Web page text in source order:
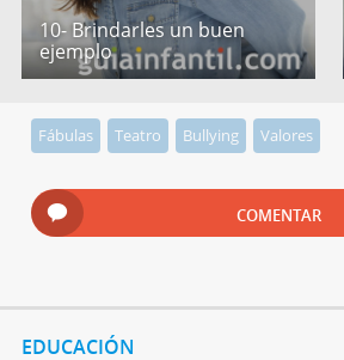
10- Brindarles un buen
ejemplo
Fábulas Teatro Bullying Valores
COMENTAR
EDUCACIÓN